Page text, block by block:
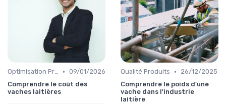
Optimisation Production • 09/01/2026
Comprendre le coût des
vaches laitières
Qualité Produits •
26/12/2025
Comprendre le poids d'une
vache dans l'industrie
laitière